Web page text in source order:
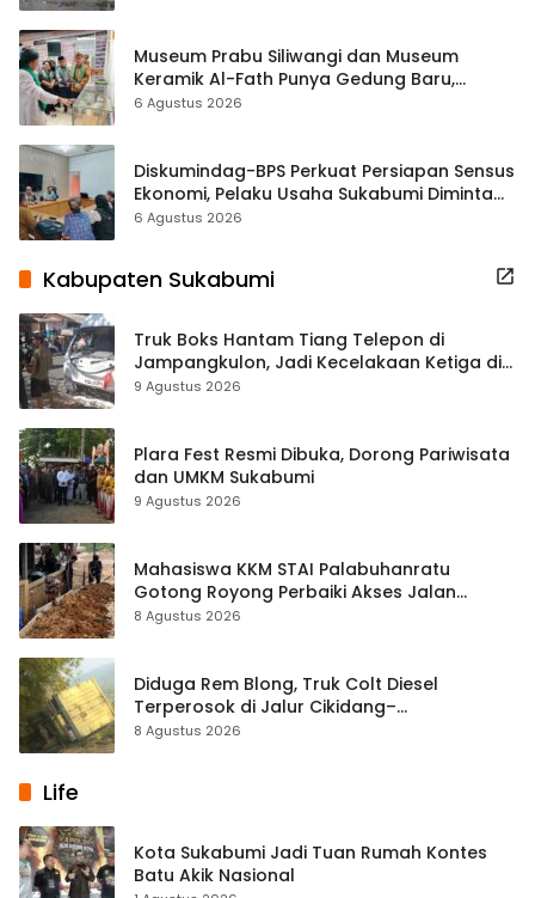
Museum Prabu Siliwangi dan Museum
Keramik Al-Fath Punya Gedung Baru,
Hampir 500 Koleksi Dipisahkan
6 Agustus 2026
Diskumindag-BPS Perkuat Persiapan Sensus
Ekonomi, Pelaku Usaha Sukabumi Diminta
Terbuka Beri Data
6 Agustus 2026
Kabupaten Sukabumi
Truk Boks Hantam Tiang Telepon di
Jampangkulon, Jadi Kecelakaan Ketiga di
Titik yang Sama
9 Agustus 2026
Plara Fest Resmi Dibuka, Dorong Pariwisata
dan UMKM Sukabumi
9 Agustus 2026
Mahasiswa KKM STAI Palabuhanratu
Gotong Royong Perbaiki Akses Jalan
Majelis Ta’lim di Sagaranten
8 Agustus 2026
Diduga Rem Blong, Truk Colt Diesel
Terperosok di Jalur Cikidang–
Palabuhanratu
8 Agustus 2026
Life
Kota Sukabumi Jadi Tuan Rumah Kontes
Batu Akik Nasional